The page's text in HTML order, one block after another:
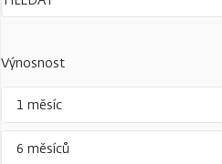
Výnosnost
1 měsíc
6 měsíců